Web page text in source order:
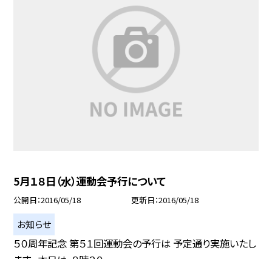
5月１８日（水）運動会予行について
公開日 2016/05/18 更新日 2016/05/18
お知らせ
５０周年記念 第５１回運動会の予行は 予定通り実施いたし